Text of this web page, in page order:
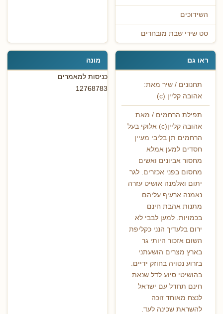
השידוכים
סט שירי שבת מובחרים
ראו גם
תחנונים / שיר מאת:
אהובה קליין (c)
תפילת הרחמים / מאת
אהובה קליין(c) אלוקי בעל
הרחמים תן בליבי מעיין
חסדים למען אמלא
מחסור אביונים ואשים
מחסום בפני אכזרים. לגר
יתום ואלמנה אושיט עזרה
נאמנה ארעיף עליהם
מתנות אהבת חינם
בכמויות. למען לבבי לא
ירום בלעדיך הנני כקליפת
השום אזכור היותי גר
בארץ מצרים הושעתני
בזרוע נטויה בחוזק ידיים.
בהושיטי סיוע לדל שנאת
חינם תחדל עם ישראל
לנצח מאוחד זוכה
להשראת שכינה לעד.
מונה
כניסות למאמרים
12768783